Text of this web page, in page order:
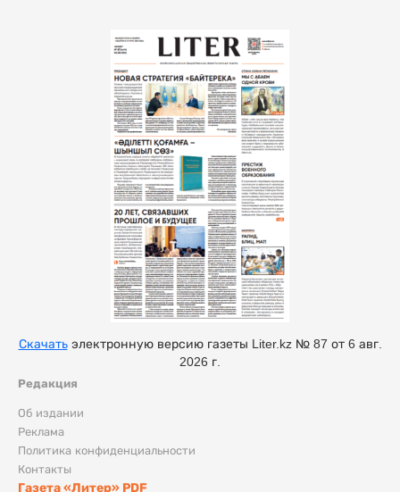
Редакция
Об издании
Реклама
Политика конфиденциальности
Контакты
Газета «Литер» PDF
Скачатьэлектронную версию газеты Liter.kz № 87 от 6 авг.
2026 г.